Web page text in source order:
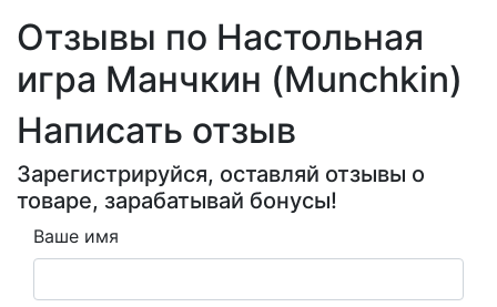
Отзывы по Настольная
игра Манчкин (Munchkin)
Написать отзыв
Зарегистрируйся, оставляй отзывы о
товаре, зарабатывай бонусы!
Ваше имя